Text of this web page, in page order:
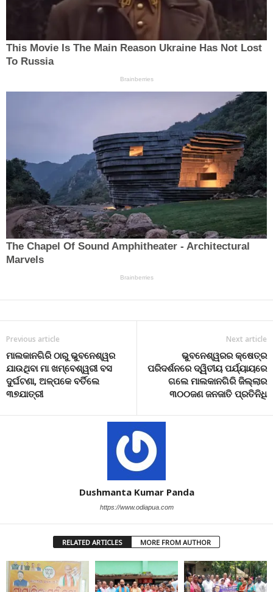
Previous article
ମାଲକାନଗିରି ଠାରୁ ଭୁବନେଶ୍ୱର
ଯାଉଥିବା ମା ଖମ୍ବେଶ୍ୱରୀ ବସ
ଦୁର୍ଘଟଣା, ଅଳ୍ପକେ ବର୍ତିଲେ
୩୭ଯାତ୍ରୀ
Next article
ଭୁବନେଶ୍ୱରର କ୍ଷେତ୍ର
ପରିଦର୍ଶନରେ ଦ୍ୱିତୀୟ ପର୍ଯ୍ୟାୟରେ
ଗଲେ ମାଲକାନଗିରି ଜିଲ୍ଲାର
୩୦୦ଜଣ ଜନଜାତି ପ୍ରତିନିଧି
Dushmanta Kumar Panda
https://www.odiapua.com
RELATED ARTICLES MORE FROM AUTHOR